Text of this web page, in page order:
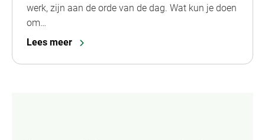
werk, zijn aan de orde van de dag. Wat kun je doen
om…
Lees meer